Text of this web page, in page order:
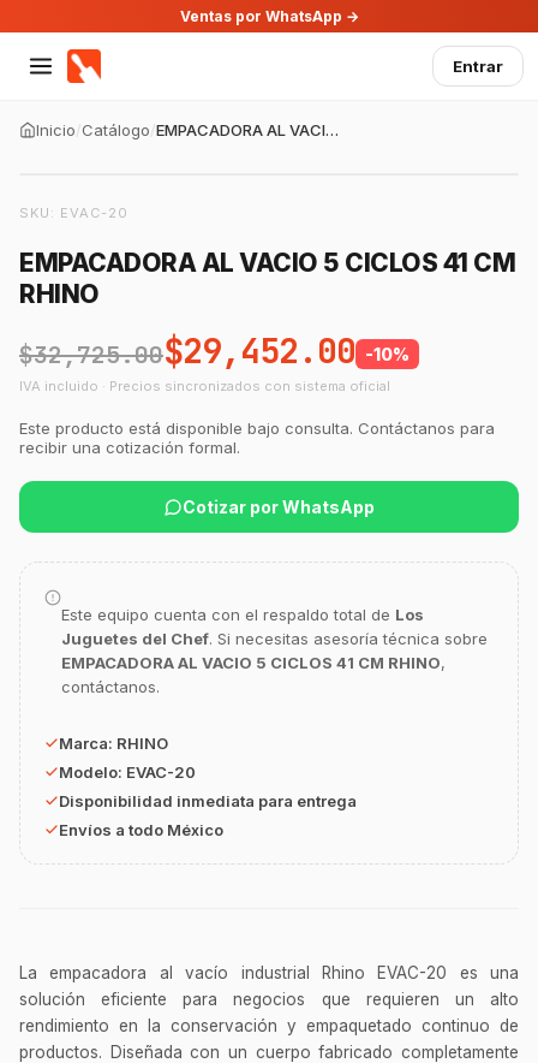
Ventas por WhatsApp →
Entrar
Inicio/Catálogo/ EMPACADORA AL VACIO 5 CICLOS 41 CM RHINO
SKU: EVAC-20
EMPACADORA AL VACIO 5 CICLOS 41 CM
RHINO
$32,725.00$29,452.00 -10%
IVA incluido · Precios sincronizados con sistema oficial
Este producto está disponible bajo consulta. Contáctanos para
recibir una cotización formal.
Cotizar por WhatsApp
Este equipo cuenta con el respaldo total de Los
Juguetes del Chef. Si necesitas asesoría técnica sobre
EMPACADORA AL VACIO 5 CICLOS 41 CM RHINO,
contáctanos.
Marca: RHINO
Modelo: EVAC-20
Disponibilidad inmediata para entrega
Envíos a todo México
La empacadora al vacío industrial Rhino EVAC-20 es una
solución eficiente para negocios que requieren un alto
rendimiento en la conservación y empaquetado continuo de
productos. Diseñada con un cuerpo fabricado completamente
GastroBot
equipamiento o utensilios?
Buscar estufas industriales